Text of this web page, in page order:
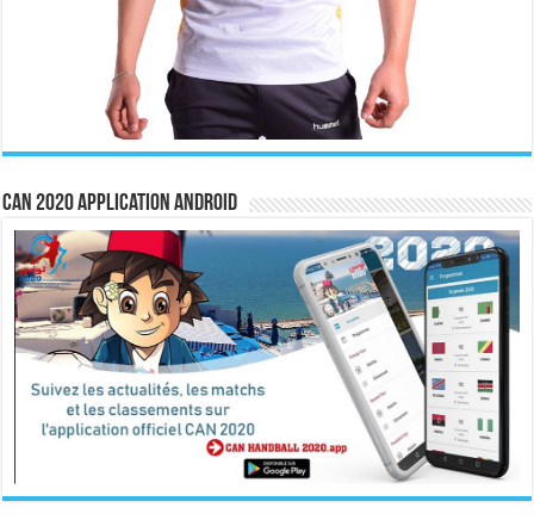
CAN 2020 Application Android